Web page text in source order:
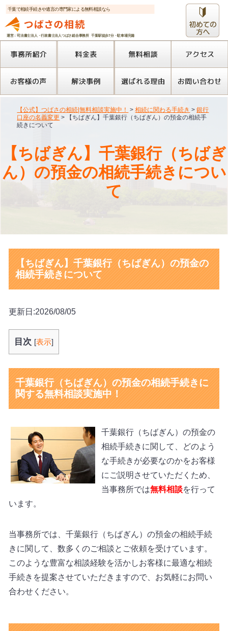
千葉で相続手続きや遺言の専門家による無料相談なら
運営：司法書士法人・行政書士法人つばさ総合事務所 千葉駅徒歩7分・駐車場完備
【公式】つばさの相続|無料相談実施中！ >相続に関わる手続き >銀行
口座の名義変更 >
【ちばぎん】千葉銀行（ちばぎん）の預金の相続手
続きについて
【ちばぎん】千葉銀行（ちばぎ
ん）の預金の相続手続きについ
て
【ちばぎん】千葉銀行（ちばぎん）の預金の
相続手続きについて
更新日:2026/08/05
目次 [表示]
千葉銀行（ちばぎん）の預金の相続手続きに
関する無料相談実施中！
千葉銀行（ちばぎん）の預金の
相続手続きに関して、どのよう
な手続きが必要なのかをお客様
にご説明させていただくため、
当事務所では無料相談を行って
います。
当事務所では、千葉銀行（ちばぎん）の預金の相続手続
きに関して、数多くのご相談とご依頼を受けています。
このような豊富な相談経験を活かしお客様に最適な相続
手続きを提案させていただきますので、お気軽にお問い
合わせください。